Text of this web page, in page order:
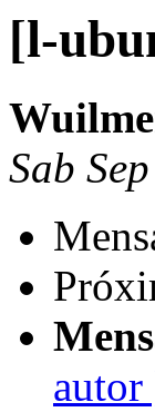
[l-
Sab
autor